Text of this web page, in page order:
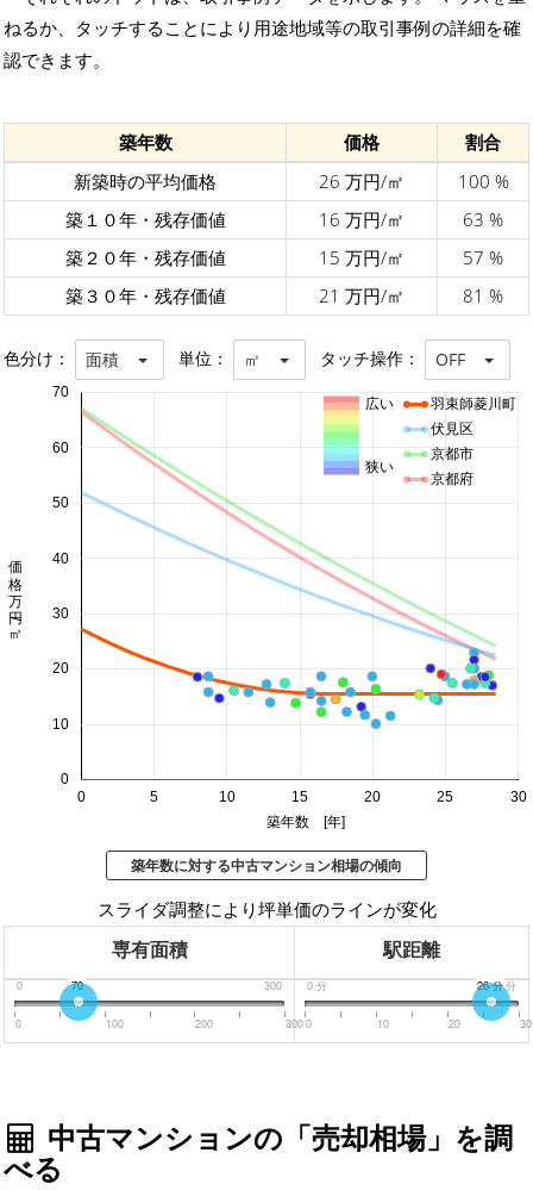
ねるか、タッチすることにより用途地域等の取引事例の詳細を確
認できます。
築年数 価格
割合
新築時の平均価格
26 万円/㎡
100 %
築１０年・残存価値
16 万円/㎡
63 %
築２０年・残存価値
15 万円/㎡
57 %
築３０年・残存価値
21 万円/㎡ 81 %
色分け： 面積 単位： ㎡ タッチ操作： OFF
0 5 10 15 20 25 30
0
10
20
30
40
50
60
70
築年数 [年]
価格 万円/㎡
羽束師菱川町
伏見区
京都市
京都府
広い
狭い
築年数に対する中古マンション相場の傾向
スライダ調整により坪単価のラインが変化
専有面積 駅距離
0 300
70
0 100 200 300
0分 30分
26分
0 10 20 30
中古マンションの「売却相場」を調
べる